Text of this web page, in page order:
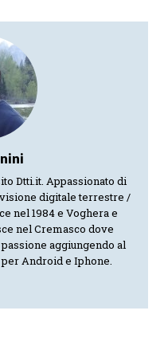
Dtti.it. Appassionato di
digitale terrestre /
nel 1984 e Voghera e
nel Cremasco dove
aggiungendo al
Android e Iphone.